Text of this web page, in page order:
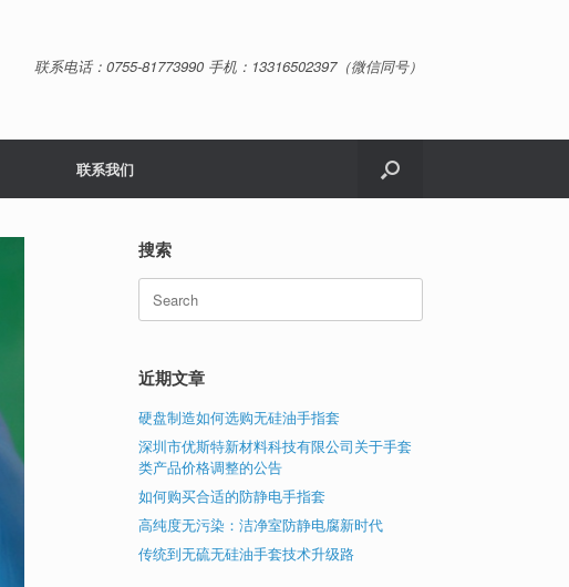
联系电话：0755-81773990 手机：13316502397（微信同号）
联系我们
搜索
Search
for:
近期文章
硬盘制造如何选购无硅油手指套
深圳市优斯特新材料科技有限公司关于手套
类产品价格调整的公告
如何购买合适的防静电手指套
高纯度无污染：洁净室防静电腐新时代
传统到无硫无硅油手套技术升级路